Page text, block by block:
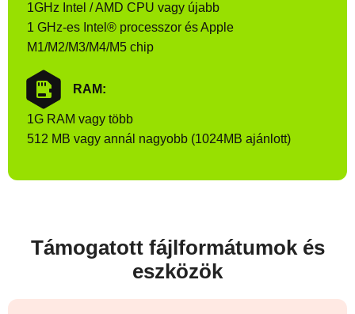
1GHz Intel / AMD CPU vagy újabb
1 GHz-es Intel® processzor és Apple
M1/M2/M3/M4/M5 chip
RAM:
1G RAM vagy több
512 MB vagy annál nagyobb (1024MB ajánlott)
Támogatott fájlformátumok és
eszközök